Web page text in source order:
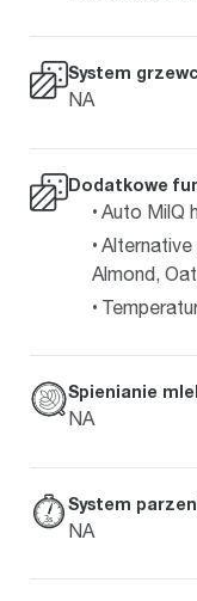
System
NA
Dodatkowe
Auto MilQ
Alternative
Almond,
Spienianie
NA
System
NA